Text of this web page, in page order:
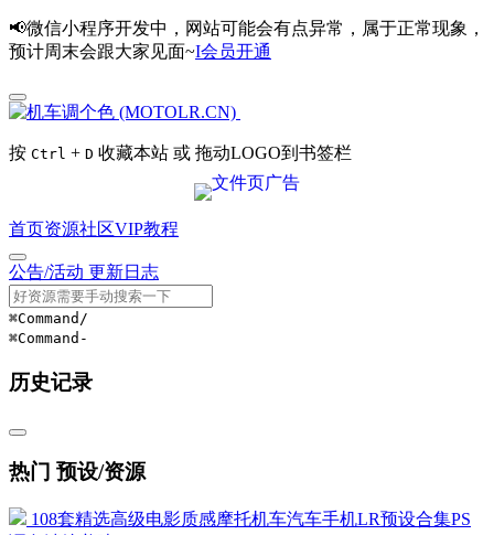
📢微信小程序开发中，网站可能会有点异常，属于正常现象，
预计周末会跟大家见面~I会员开通
按 Ctrl + D 收藏本站 或 拖动LOGO到书签栏
首页资源社区VIP教程
公告/活动 更新日志
⌘Command /
⌘Command -
历史记录
热门 预设/资源
108套精选高级电影质感摩托机车汽车手机LR预设合集PS